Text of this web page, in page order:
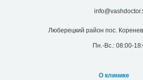
Люберецкий район пос.
Пн.-Вс.: 08:00-
О клинике